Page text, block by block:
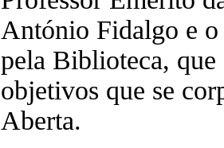
António Fidalgo e o
pela Biblioteca,
objetivos que se
Aberta.